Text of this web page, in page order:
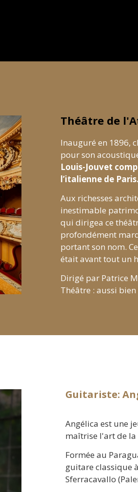
Théâtre de
Inauguré en 1896,
pour son
Louis-Jouvet
l’italienne de Paris.
Aux richesses
inestimable
qui dirigea ce
profondément
portant son nom.
était avant tout un
Dirigé par Patrice
Théâtre : aussi
Guitariste:
Angélica est une
maîtrise l'art de
Formée au
guitare classique
Sferracavallo